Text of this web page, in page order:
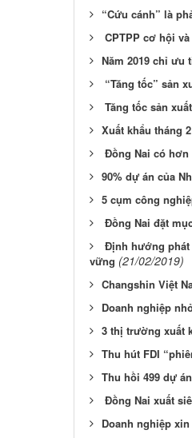
​“Cứu cánh” là
CPTPP cơ hội
​Năm 2019 chỉ ưu
“Tăng tốc” sản
Tăng tốc sản
​Xuất khẩu tháng
Đồng Nai có hơn
​90% dự án của
​5 cụm công
Đồng Nai đặt
Định hướng phát
vững (21/02/2019)
​Changshin Việt
​Doanh nghiệp
​3 thị trường xuất
​Thu hút FDI
​Thu hồi 499 dự
Đồng Nai xuất
​Doanh nghiệp